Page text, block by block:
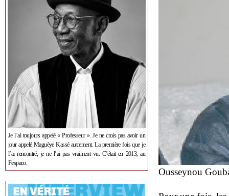
Je l’ai toujours appelé « Professeur ». Je ne crois pas avoir un
jour appelé Maguèye Kassé autrement. La première fois que je
l’ai rencontré, je ne l’ai pas vraiment vu. C’était en 2013, au
Fespaco.
Ousseynou